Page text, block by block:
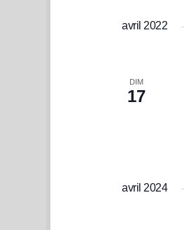
avril 2022
DIM
17
avril 2024